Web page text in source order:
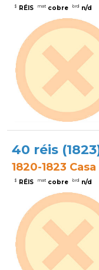
$ RÉIS mat cobre brd n/d
40 réis
1820-1823
$ RÉIS mat cobre brd n/d